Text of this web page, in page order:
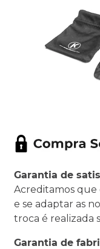
Garantia de
Acreditamos que
e se adaptar as
troca é realizada
Garantia de